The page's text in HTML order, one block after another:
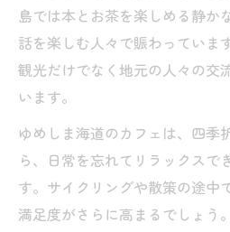
島では本とお茶を楽しめる静か
話を楽しむ人々で賑わっていま
観光だけでなく地元の人々の交
います。
ゆめしま海道のカフェは、四季
ら、日常を忘れてリラックスで
す。サイクリングや散策の途中
満足度がさらに高まるでしょう。